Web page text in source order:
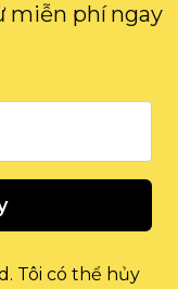
miễn phí ngay
Tôi có thể hủy